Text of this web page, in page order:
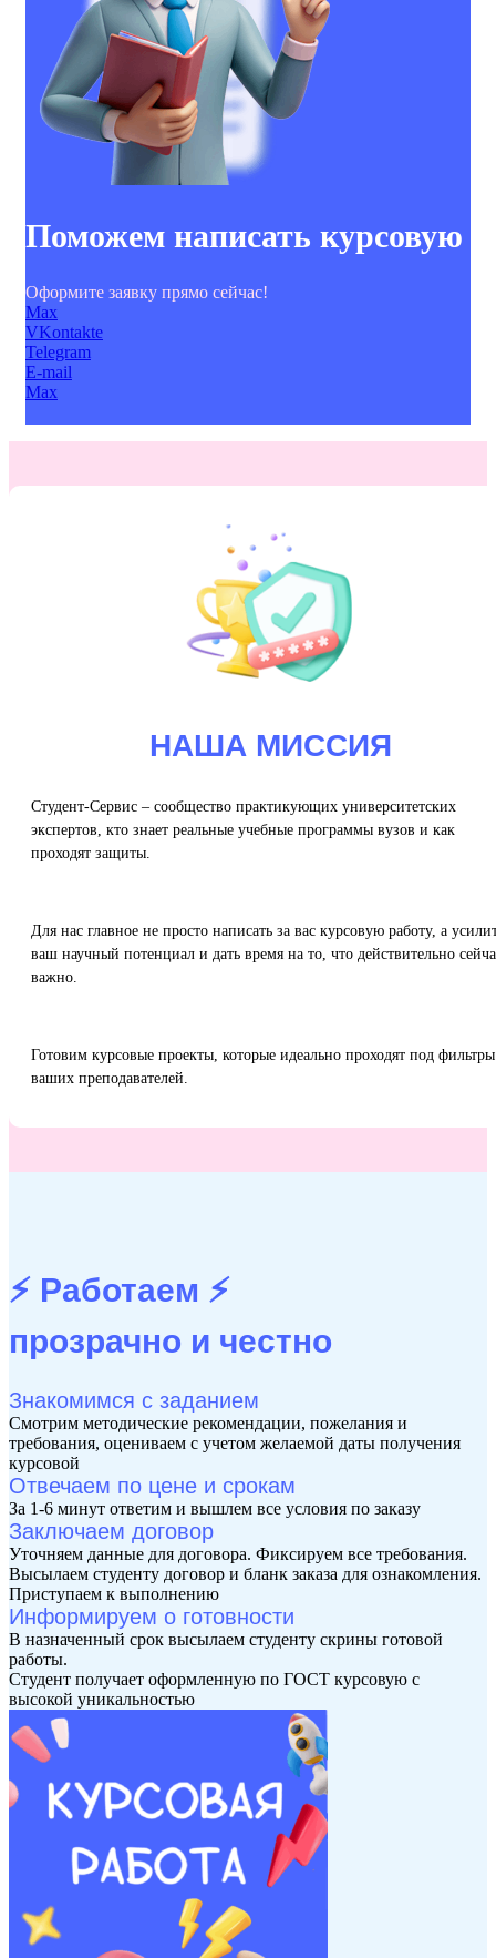
Поможем написать курсовую
Оформите заявку прямо сейчас!
Max
VKontakte
Telegram
E-mail
Max
НАША МИССИЯ
Студент-Сервис – сообщество практикующих университетских
экспертов, кто знает реальные учебные программы вузов и как
проходят защиты.
Для нас главное не просто написать за вас курсовую работу, а
ваш научный потенциал и дать время на то, что действительно
важно.
Готовим курсовые проекты, которые идеально проходят под фильтры
ваших преподавателей.
⚡ Работаем ⚡
прозрачно и честно
Знакомимся с заданием
Смотрим методические рекомендации, пожелания и
требования, оцениваем с учетом желаемой даты получения
курсовой
Отвечаем по цене и срокам
За 1-6 минут ответим и вышлем все условия по заказу
Заключаем договор
Уточняем данные для договора. Фиксируем все требования.
Высылаем студенту договор и бланк заказа для ознакомления.
Приступаем к выполнению
Информируем о готовности
В назначенный срок высылаем студенту скрины готовой
работы.
Студент получает оформленную по ГОСТ курсовую с
высокой уникальностью